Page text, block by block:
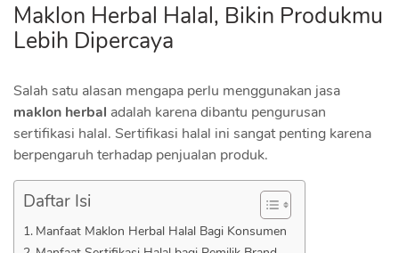
Maklon Herbal Halal, Bikin Produkmu
Lebih Dipercaya
Salah satu alasan mengapa perlu menggunakan jasa
maklon herbal adalah karena dibantu pengurusan
sertifikasi halal. Sertifikasi halal ini sangat penting karena
berpengaruh terhadap penjualan produk.
Daftar Isi
Manfaat Maklon Herbal Halal Bagi Konsumen